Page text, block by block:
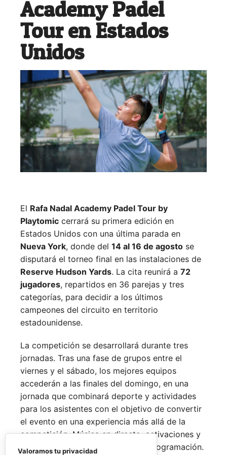
Academy Padel
Tour en Estados
Unidos
El Rafa Nadal Academy Padel Tour by
Playtomic cerrará su primera edición en
Estados Unidos con una última parada en
Nueva York, donde del 14 al 16 de agosto se
disputará el torneo final en las instalaciones de
Reserve Hudson Yards. La cita reunirá a 72
jugadores, repartidos en 36 parejas y tres
categorías, para decidir a los últimos
campeones del circuito en territorio
estadounidense.
La competición se desarrollará durante tres
jornadas. Tras una fase de grupos entre el
viernes y el sábado, los mejores equipos
accederán a las finales del domingo, en una
jornada que combinará deporte y actividades
para los asistentes con el objetivo de convertir
el evento en una experiencia más allá de la
competición. Música en directo, activaciones y
espacios de ocio completarán la programación.
Valoramos tu privacidad